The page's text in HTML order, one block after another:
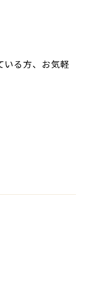
いる方、お気軽